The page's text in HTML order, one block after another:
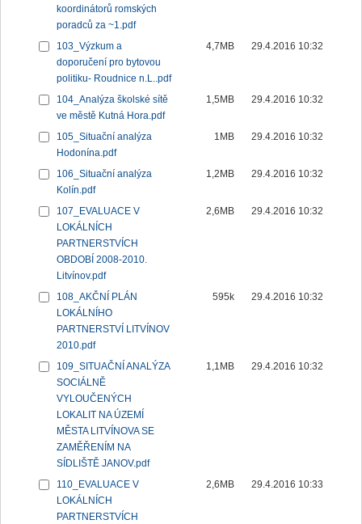
koordinátorů romských
poradců za ~1.pdf
103_Výzkum a
doporučení pro bytovou
politiku- Roudnice n.L..pdf
4,7MB 29.4.2016 10:32
104_Analýza školské sítě
ve městě Kutná Hora.pdf
1,5MB 29.4.2016 10:32
105_Situační analýza
Hodonína.pdf
1MB 29.4.2016 10:32
106_Situační analýza
Kolín.pdf
1,2MB 29.4.2016 10:32
107_EVALUACE V
LOKÁLNÍCH
PARTNERSTVÍCH
OBDOBÍ 2008-2010.
Litvínov.pdf
2,6MB 29.4.2016 10:32
108_AKČNÍ PLÁN
LOKÁLNÍHO
PARTNERSTVÍ LITVÍNOV
2010.pdf
595k 29.4.2016 10:32
109_SITUAČNÍ ANALÝZA
SOCIÁLNĚ
VYLOUČENÝCH
LOKALIT NA ÚZEMÍ
MĚSTA LITVÍNOVA SE
ZAMĚŘENÍM NA
SÍDLIŠTĚ JANOV.pdf
1,1MB 29.4.2016 10:32
110_EVALUACE V
LOKÁLNÍCH
PARTNERSTVÍCH
2,6MB 29.4.2016 10:33